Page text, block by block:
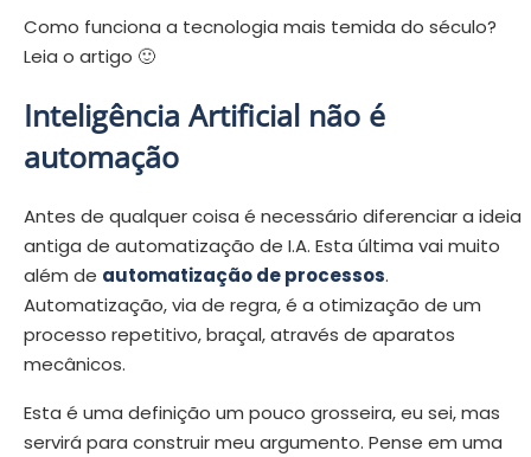
Como funciona a tecnologia mais temida do século?
Leia o artigo 🙂
Inteligência Artificial não é
automação
Antes de qualquer coisa é necessário diferenciar a ideia
antiga de automatização de I.A. Esta última vai muito
além de automatização de processos.
Automatização, via de regra, é a otimização de um
processo repetitivo, braçal, através de aparatos
mecânicos.
Esta é uma definição um pouco grosseira, eu sei, mas
servirá para construir meu argumento. Pense em uma